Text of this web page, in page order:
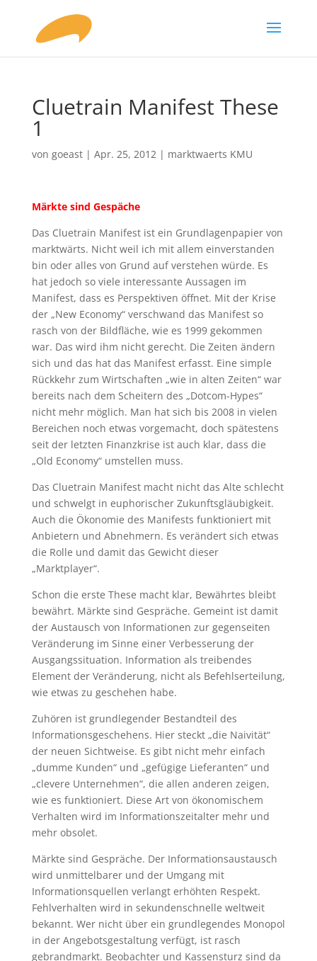
Cluetrain Manifest These
1
von goeast| Apr. 25, 2012| marktwaerts KMU
Märkte sind Gespäche
Das Cluetrain Manifest ist ein Grundlagenpapier von
marktwärts. Nicht weil ich mit allem einverstanden
bin oder alles von Grund auf verstehen würde. Es
hat jedoch so viele interessante Aussagen im
Manifest, dass es Perspektiven öffnet. Mit der Krise
der „New Economy“ verschwand das Manifest so
rasch von der Bildfläche, wie es 1999 gekommen
war. Das wird ihm nicht gerecht. Die Zeiten ändern
sich und das hat das Manifest erfasst. Eine simple
Rückkehr zum Wirtschaften „wie in alten Zeiten“ war
bereits nach dem Scheitern des „Dotcom-Hypes“
nicht mehr möglich. Man hat sich bis 2008 in vielen
Bereichen noch etwas vorgemacht, doch spätestens
seit der letzten Finanzkrise ist auch klar, dass die
„Old Economy“ umstellen muss.
Das Cluetrain Manifest macht nicht das Alte schlecht
und schwelgt in euphorischer Zukunftsgläubigkeit.
Auch die Ökonomie des Manifests funktioniert mit
Anbietern und Abnehmern. Es verändert sich etwas
die Rolle und damit das Gewicht dieser
„Marktplayer“.
Schon die erste These macht klar, Bewährtes bleibt
bewährt. Märkte sind Gespräche. Gemeint ist damit
der Austausch von Informationen zur gegenseiten
Veränderung im Sinne einer Verbesserung der
Ausgangssituation. Information als treibendes
Element der Veränderung, nicht als Befehlserteilung,
wie etwas zu geschehen habe.
Zuhören ist grundlegender Bestandteil des
Informationsgeschehens. Hier steckt „die Naivität“
der neuen Sichtweise. Es gibt nicht mehr einfach
„dumme Kunden“ und „gefügige Lieferanten“ und
„clevere Unternehmen“, die allen anderen zeigen,
wie es funktioniert. Diese Art von ökonomischem
Verhalten wird im Informationszeitalter mehr und
mehr obsolet.
Märkte sind Gespräche. Der Informationsaustausch
wird unmittelbarer und der Umgang mit
Informationsquellen verlangt erhöhten Respekt.
Fehlverhalten wird in sekundenschnelle weltweit
bekannt. Wer nicht über ein grundlegendes Monopol
in der Angebotsgestaltung verfügt, ist rasch
gebrandmarkt. Beobachter und Kassensturz sind da